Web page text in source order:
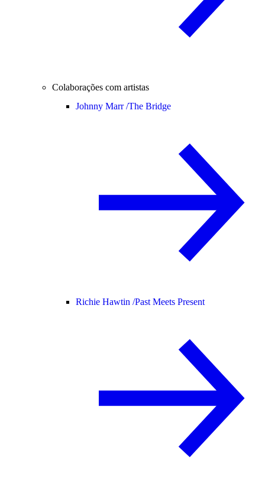
Colaborações com artistas
Johnny Marr /The Bridge
Richie Hawtin /Past Meets Present